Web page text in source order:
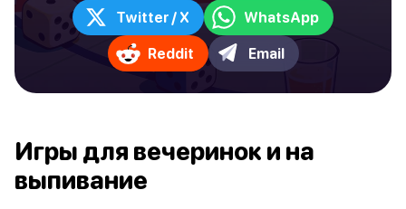
Twitter / X WhatsApp
Reddit Email
Игры для вечеринок и на
выпивание